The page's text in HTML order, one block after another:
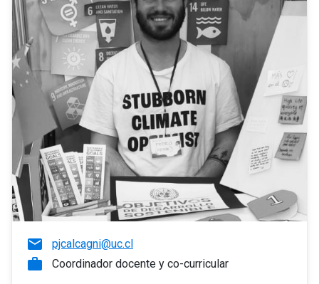
email pjcalcagni@uc.cl
work Coordinador docente y co-curricular